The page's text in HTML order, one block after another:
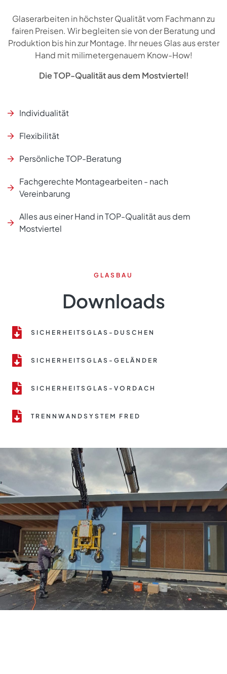
Glaserarbeiten in höchster Qualität vom Fachmann zu
fairen Preisen. Wir begleiten sie von der Beratung und
Produktion bis hin zur Montage. Ihr neues Glas aus erster
Hand mit milimetergenauem Know-How!
Die TOP-Qualität aus dem Mostviertel!
Individualität
Flexibilität
Persönliche TOP-Beratung
Fachgerechte Montagearbeiten - nach
Vereinbarung
Alles aus einer Hand in TOP-Qualität aus dem
Mostviertel
GLASBAU
Downloads
SICHERHEITSGLAS-DUSCHEN
SICHERHEITSGLAS-GELÄNDER
SICHERHEITSGLAS-VORDACH
TRENNWANDSYSTEM FRED